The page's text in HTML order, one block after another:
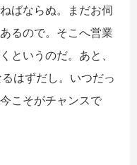
ばならぬ。まだお伺
るので。そこへ営業
というのだ。あと、
はずだし。いつだっ
こそがチャンスで